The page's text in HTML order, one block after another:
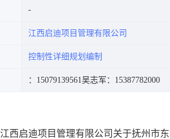
江西启迪项目管理有限公司
控制性详细规划编制
：15079139561吴志军：15387782000
江西启迪项目管理有限公司关于抚州市